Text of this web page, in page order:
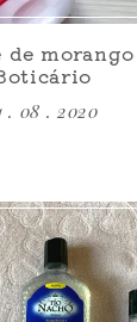
. 08 . 2020